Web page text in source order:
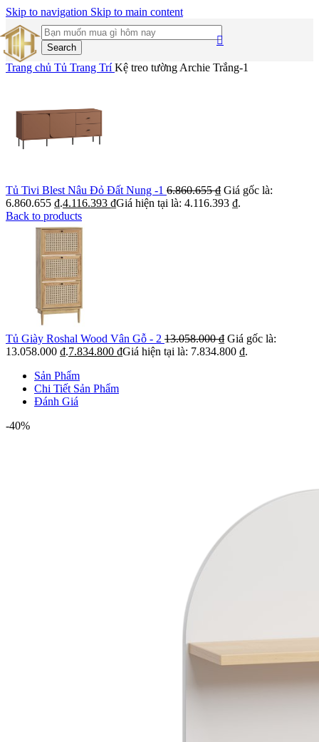
Skip to navigation Skip to main content
Search
Trang chủ Tủ Trang TríKệ treo tường Archie Trắng-1
Tủ Tivi Blest Nâu Đỏ Đất Nung -1 6.860.655₫ Giá gốc là:
6.860.655 ₫.4.116.393 ₫Giá hiện tại là: 4.116.393 ₫.
Back to products
Tủ Giày Roshal Wood Vân Gỗ - 2 13.058.000₫ Giá gốc là:
13.058.000 ₫.7.834.800 ₫Giá hiện tại là: 7.834.800 ₫.
Sản Phẩm
Chi Tiết Sản Phẩm
Đánh Giá
-40%